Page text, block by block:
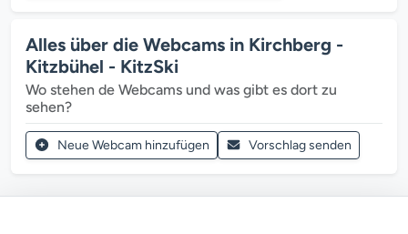
Alles über die Webcams in Kirchberg -
Kitzbühel - KitzSki
Wo stehen de Webcams und was gibt es dort zu
sehen?
Neue Webcam hinzufügen Vorschlag senden